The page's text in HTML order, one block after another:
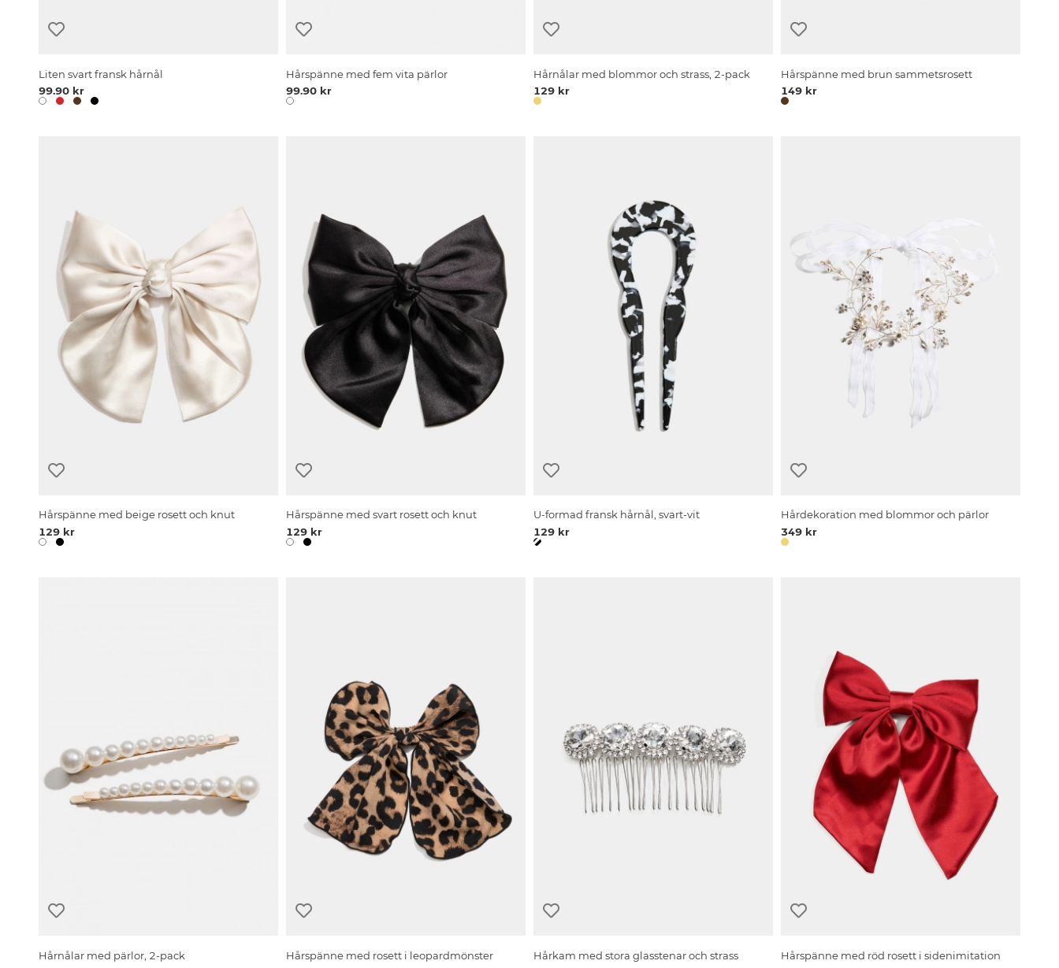
Liten svart fransk hårnål
99.90 kr
Hårspänne med fem vita pärlor
99.90 kr
Hårnålar med blommor och strass, 2-pack
129 kr
Hårspänne med brun sammetsrosett
149 kr
Hårspänne med beige rosett och knut
129 kr
Hårspänne med svart rosett och knut
129 kr
U-formad fransk hårnål, svart-vit
129 kr
Hårdekoration med blommor och pärlor
349 kr
Hårnålar med pärlor, 2-pack
Hårspänne med rosett i leopardmönster
Hårkam med stora glasstenar och strass
Hårspänne med röd rosett i sidenimitation